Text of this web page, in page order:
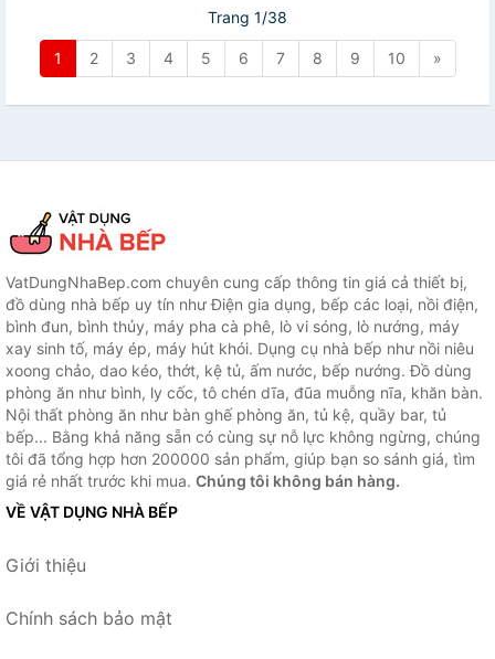
Trang 1/38
1 2 3 4 5 6 7 8 9 10 »
VatDungNhaBep.com chuyên cung cấp thông tin giá cả thiết bị,
đồ dùng nhà bếp uy tín như Điện gia dụng, bếp các loại, nồi điện,
bình đun, bình thủy, máy pha cà phê, lò vi sóng, lò nướng, máy
xay sinh tố, máy ép, máy hút khói. Dụng cụ nhà bếp như nồi niêu
xoong chảo, dao kéo, thớt, kệ tủ, ấm nước, bếp nướng. Đồ dùng
phòng ăn như bình, ly cốc, tô chén dĩa, đũa muỗng nĩa, khăn bàn.
Nội thất phòng ăn như bàn ghế phòng ăn, tủ kệ, quầy bar, tủ
bếp... Bằng khả năng sẵn có cùng sự nỗ lực không ngừng, chúng
tôi đã tổng hợp hơn 200000 sản phẩm, giúp bạn so sánh giá, tìm
giá rẻ nhất trước khi mua. Chúng tôi không bán hàng.
VỀ VẬT DỤNG NHÀ BẾP
Giới thiệu
Chính sách bảo mật